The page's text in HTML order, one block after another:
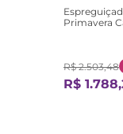
Primavera
R$ 2.503,48
R$ 1.788,